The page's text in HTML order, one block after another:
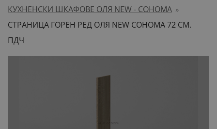
КУХНЕНСКИ ШКАФОВЕ ОЛЯ NEW - СОНОМА »
СТРАНИЦА ГОРЕН РЕД ОЛЯ NEW СОНОМА 72 СМ.
ПДЧ